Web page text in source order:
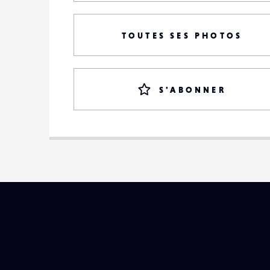
TOUTES SES PHOTOS
S'ABONNER